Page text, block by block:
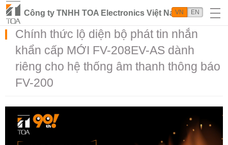
Công ty TNHH TOA Electronics Việt Nam
VN EN
Chính thức lộ diện bộ phát tin nhắn
khẩn cấp MỚI FV-208EV-AS dành
riêng cho hệ thống âm thanh thông báo
FV-200